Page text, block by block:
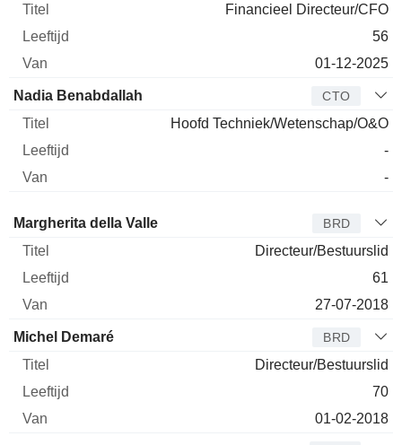
Financieel Directeur/CFO
56
01-12-2025
Nadia Benabdallah CTO
Hoofd Techniek/Wetenschap/O&O
-
-
Bestuurder Titel Leeftijd
Margherita della Valle BRD
Directeur/Bestuurslid
61
27-07-2018
Michel Demaré BRD
Directeur/Bestuurslid
70
01-02-2018